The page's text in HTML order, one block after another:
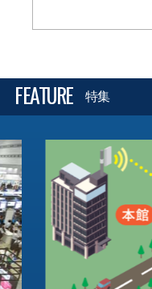
FEATURE 特集